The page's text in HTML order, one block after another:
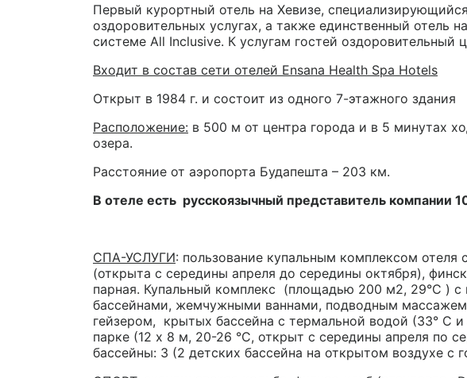
Первый курортный отель на Хевизе,
оздоровительных услугах, а также единственный отель
системе All Inclusive. К услугам гостей
Входит в состав сети отелей Ensana Health Spa Hotels
Открыт в 1984 г. и состоит из одного 7-этажного здания
Расположение: в 500 м от центра города и в 5 минутах
озера.
Расстояние от аэропорта Будапешта – 203 км.
В отеле есть русскоязычный представитель компании
СПА-УСЛУГИ: пользование купальным комплексом отеля
(открыта с середины апреля до середины октября),
парная. Купальный комплекс (площадью 200 м2, 29°C )
бассейнами, жемчужными ваннами, подводным
гейзером, крытых бассейна с термальной водой (33° C и
парке (12 x 8 м, 20-26 °C, открыт с середины апреля по
бассейны: 3 (2 детских бассейна на открытом воздухе с